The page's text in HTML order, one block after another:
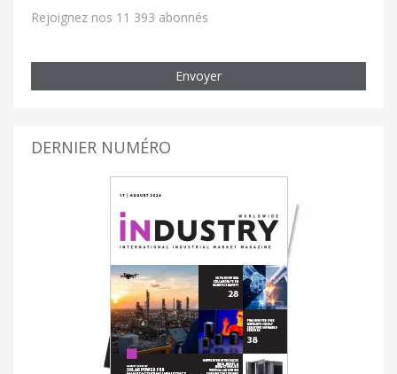
Rejoignez nos 11 393 abonnés
Envoyer
DERNIER NUMÉRO